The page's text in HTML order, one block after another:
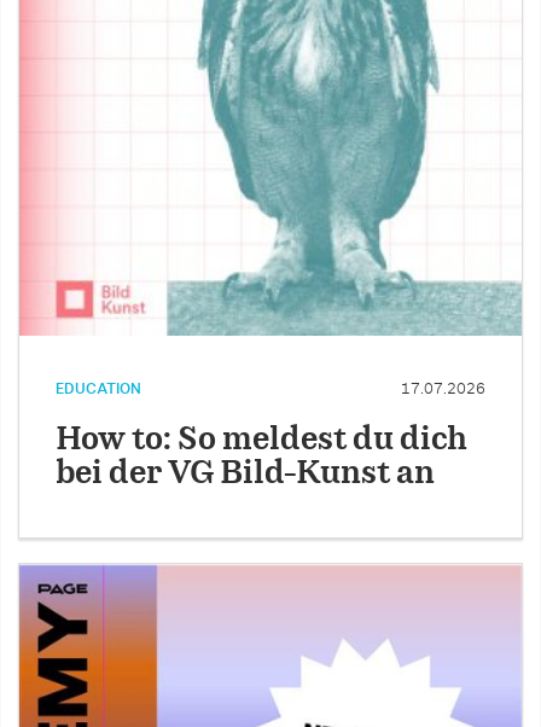
EDUCATION 17.07.2026
How to: So meldest du dich
bei der VG Bild-Kunst an